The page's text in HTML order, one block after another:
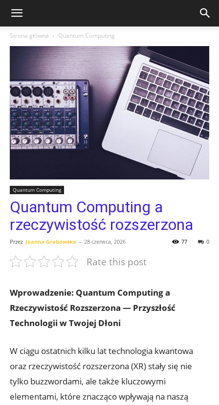
Strona główna Quantum Computing
Quantum Computing
Quantum Computing a
rzeczywistość rozszerzona
Przez Joanna Grabowska - 28 czerwca, 2026 0
77
Rate this post
Wprowadzenie: Quantum Computing a
Rzeczywistość Rozszerzona — Przyszłość
Technologii w Twojej Dłoni
W ciągu ostatnich kilku lat technologia kwantowa
oraz rzeczywistość rozszerzona (XR) stały się nie
tylko buzzwordami, ale także kluczowymi
elementami, które znacząco wpływają na naszą